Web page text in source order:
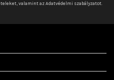
valamint az Adatvédelmi szabályzatot.